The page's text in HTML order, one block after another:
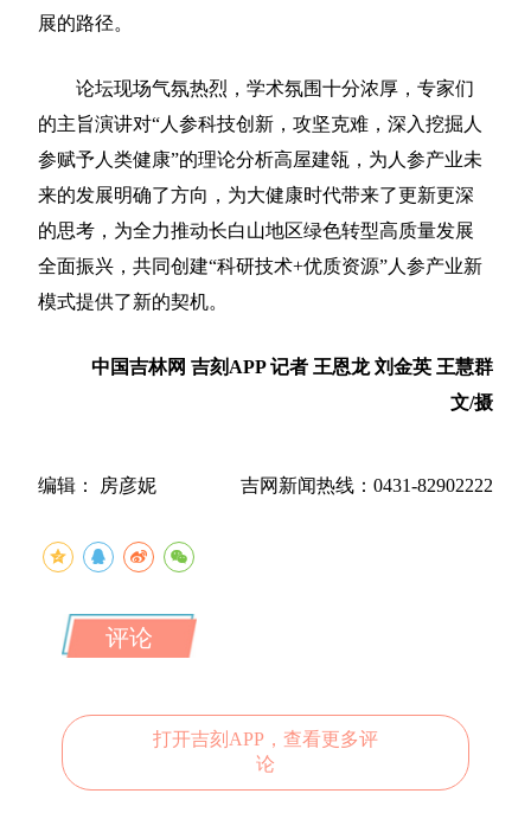
展的路径。
论坛现场气氛热烈，学术氛围十分浓厚，专家们
的主旨演讲对“人参科技创新，攻坚克难，深入挖掘人
参赋予人类健康”的理论分析高屋建瓴，为人参产业未
来的发展明确了方向，为大健康时代带来了更新更深
的思考，为全力推动长白山地区绿色转型高质量发展
全面振兴，共同创建“科研技术+优质资源”人参产业新
模式提供了新的契机。
中国吉林网 吉刻APP 记者 王恩龙 刘金英 王慧群
文/摄
编辑： 房彦妮 吉网新闻热线：0431-82902222
评论
打开吉刻APP，查看更多评
论